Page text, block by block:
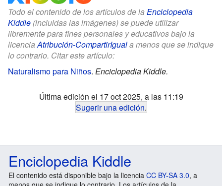
Todo el contenido de los artículos de la Enciclopedia
Kiddle (incluidas las imágenes) se puede utilizar
libremente para fines personales y educativos bajo la
licenciaAtribución-CompartirIguala menos que se indique
lo contrario. Citar este artículo:
Naturalismo para Niños. Enciclopedia Kiddle.
Última edición el 17 oct 2025, a las 11:19
Sugerir una edición.
Enciclopedia Kiddle
El contenido está disponible bajo la licencia CC BY-SA 3.0, a